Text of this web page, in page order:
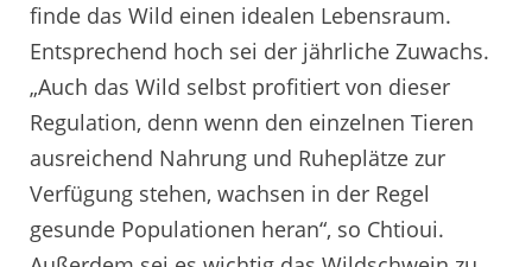
finde das Wild einen idealen Lebensraum.
Entsprechend hoch sei der jährliche Zuwachs.
„Auch das Wild selbst profitiert von dieser
Regulation, denn wenn den einzelnen Tieren
ausreichend Nahrung und Ruheplätze zur
Verfügung stehen, wachsen in der Regel
gesunde Populationen heran“, so Chtioui.